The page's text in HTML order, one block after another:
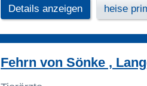
Details anzeigen heise
Fehrn von Sönke ,